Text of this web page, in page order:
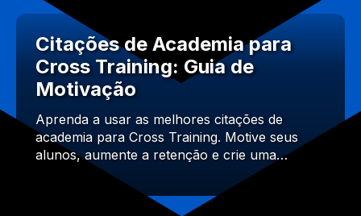
Citações de Academia para
Cross Training: Guia de
Motivação
Aprenda a usar as melhores citações de
academia para Cross Training. Motive seus
alunos, aumente a retenção e crie uma…